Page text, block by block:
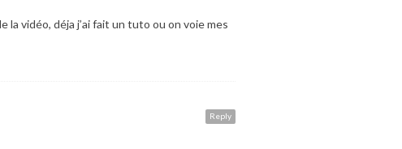
la vidéo, déja j’ai fait un tuto ou on voie mes
Reply